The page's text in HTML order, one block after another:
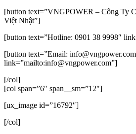
[button text=”VNGPOWER – Công Ty
Việt Nhật”]
[button text=”Hotline: 0901 38 9998″
[button text=”Email:
link=”mailto:info@vngpower.com”]
[/col]
[col span=”6″ span__sm=”12″]
[ux_image id=”16792″]
[/col]